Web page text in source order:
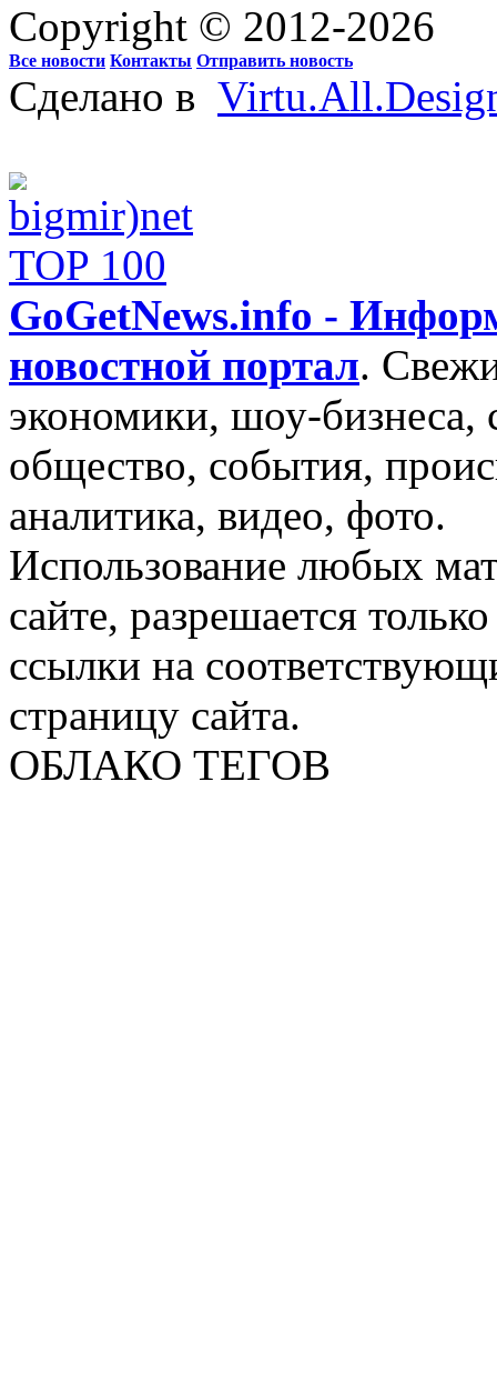
Copyright © 2012-2026
Все новости Контакты Отправить новость
Сделано в
GoGetNews.info -
новостной портал.
экономики, шоу-бизнеса,
общество, события,
аналитика, видео, фото.
Использование любых
сайте, разрешается
ссылки на
страницу сайта.
ОБЛАКО ТЕГОВ